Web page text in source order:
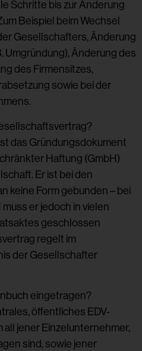
Schritte bis zur Änderung
Beispiel beim Wechsel
Gesellschafters, Änderung
Umgründung), Änderung des
des Firmensitzes,
sowie bei der
das Gründungsdokument
Haftung (GmbH)
Er ist bei den
keine Form gebunden – bei
er jedoch in vielen
geschlossen
regelt im
der Gesellschafter
eingetragen?
öffentliches EDV-
jener Einzelunternehmer,
sind, sowie jener